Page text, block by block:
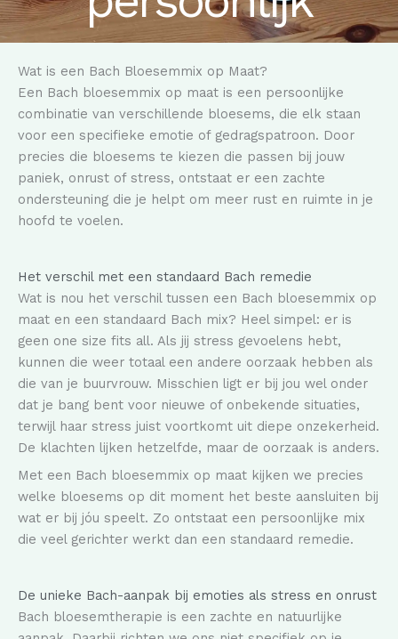
Wat is een Bach Bloesemmix op Maat?
Een Bach bloesemmix op maat is een persoonlijke
combinatie van verschillende bloesems, die elk staan
voor een specifieke emotie of gedragspatroon. Door
precies die bloesems te kiezen die passen bij jouw
paniek, onrust of stress, ontstaat er een zachte
ondersteuning die je helpt om meer rust en ruimte in je
hoofd te voelen.
Het verschil met een standaard Bach remedie
Wat is nou het verschil tussen een Bach bloesemmix op
maat en een standaard Bach mix? Heel simpel: er is
geen one size fits all. Als jij stress gevoelens hebt,
kunnen die weer totaal een andere oorzaak hebben als
die van je buurvrouw. Misschien ligt er bij jou wel onder
dat je bang bent voor nieuwe of onbekende situaties,
terwijl haar stress juist voortkomt uit diepe onzekerheid.
De klachten lijken hetzelfde, maar de oorzaak is anders.
Met een Bach bloesemmix op maat kijken we precies
welke bloesems op dit moment het beste aansluiten bij
wat er bij jóu speelt. Zo ontstaat een persoonlijke mix
die veel gerichter werkt dan een standaard remedie.
De unieke Bach-aanpak bij emoties als stress en onrust
Bach bloesemtherapie is een zachte en natuurlijke